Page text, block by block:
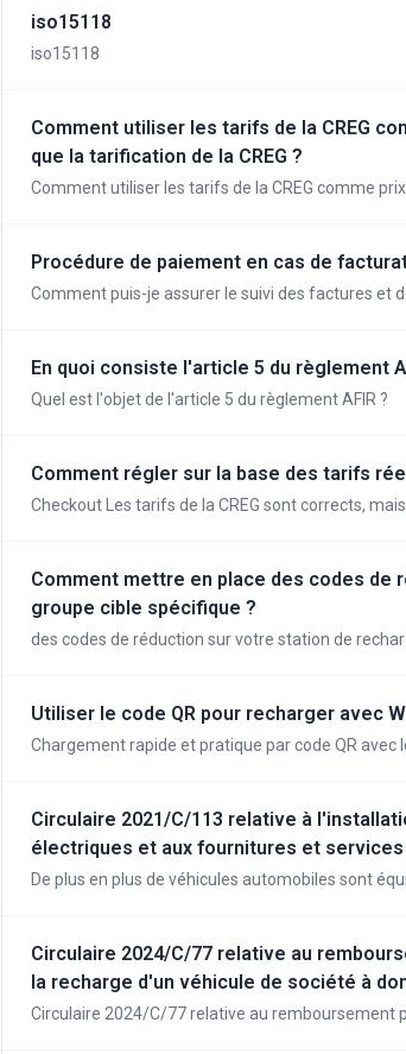
iso15118
iso15118
Comment utiliser les tarifs de la CREG
que la tarification de la CREG ?
Comment utiliser les tarifs de la CREG comme
Procédure de paiement en cas de
Comment puis-je assurer le suivi des factures et
En quoi consiste l'article 5 du règlement
Quel est l'objet de l'article 5 du règlement AFIR ?
Comment régler sur la base des tarifs
Checkout Les tarifs de la CREG sont corrects,
Comment mettre en place des codes de
groupe cible spécifique ?
des codes de réduction sur votre station de
Utiliser le code QR pour recharger avec
Chargement rapide et pratique par code QR
Circulaire 2021/C/113 relative à
électriques et aux fournitures et
De plus en plus de véhicules automobiles sont
moteur électrique (ci-après dénommés
par l'intermédiaire d'une station de charge. Aux
les bornes de charge et les points de charge qui
le branchement du véhicule électrique. Les
Circulaire 2024/C/77 relative au
la recharge d'un véhicule de société à
Circulaire 2024/C/77 relative au remboursement